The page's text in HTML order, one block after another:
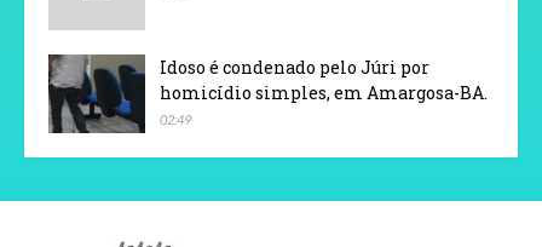
Idoso é condenado pelo Júri por
homicídio simples, em Amargosa-BA.
02:49